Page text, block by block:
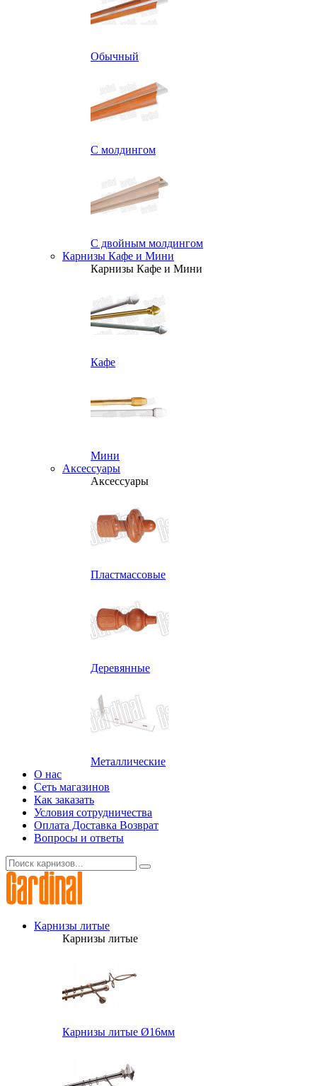
Обычный
С молдингом
С двойным молдингом
Карнизы Кафе и Мини
Карнизы Кафе и Мини
Кафе
Мини
Аксессуары
Аксессуары
Пластмассовые
Деревянные
Металлические
О нас
Сеть магазинов
Как заказать
Условия сотрудничества
Оплата Доставка Возврат
Вопросы и ответы
Карнизы литые
Карнизы литые
Карнизы литые Ø16мм